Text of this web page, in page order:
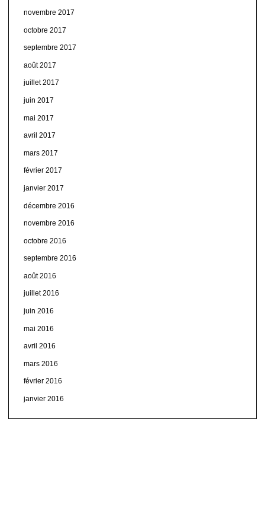
novembre 2017
octobre 2017
septembre 2017
août 2017
juillet 2017
juin 2017
mai 2017
avril 2017
mars 2017
février 2017
janvier 2017
décembre 2016
novembre 2016
octobre 2016
septembre 2016
août 2016
juillet 2016
juin 2016
mai 2016
avril 2016
mars 2016
février 2016
janvier 2016